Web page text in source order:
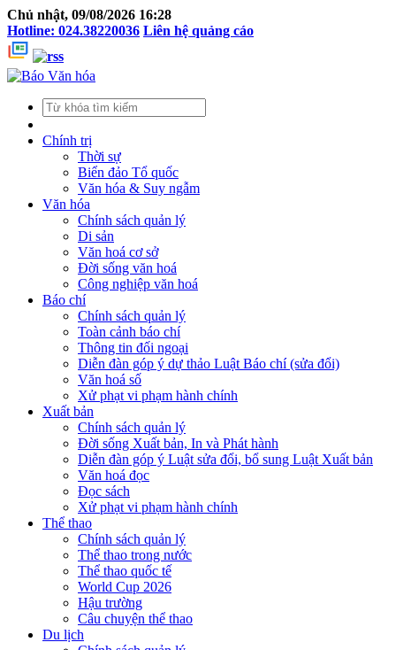
Chủ nhật, 09/08/2026 16:28
Hotline: 024.38220036 Liên hệ quảng cáo
Chính trị
Thời sự
Biển đảo Tổ quốc
Văn hóa & Suy ngẫm
Văn hóa
Chính sách quản lý
Di sản
Văn hoá cơ sở
Đời sống văn hoá
Công nghiệp văn hoá
Báo chí
Chính sách quản lý
Toàn cảnh báo chí
Thông tin đối ngoại
Diễn đàn góp ý dự thảo Luật Báo chí (sửa đổi)
Văn hoá số
Xử phạt vi phạm hành chính
Xuất bản
Chính sách quản lý
Đời sống Xuất bản, In và Phát hành
Diễn đàn góp ý Luật sửa đổi, bổ sung Luật Xuất bản
Văn hoá đọc
Đọc sách
Xử phạt vi phạm hành chính
Thể thao
Chính sách quản lý
Thể thao trong nước
Thể thao quốc tế
World Cup 2026
Hậu trường
Câu chuyện thể thao
Du lịch